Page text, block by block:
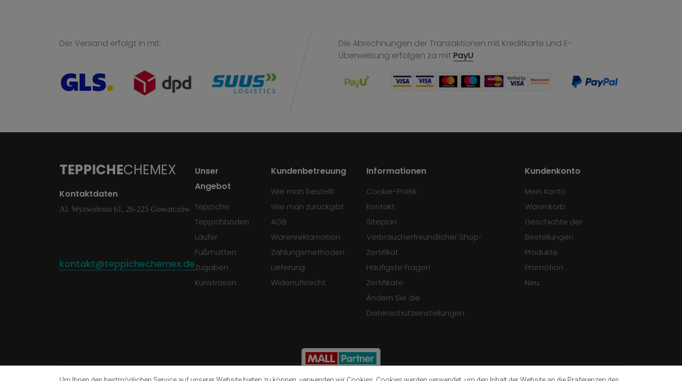
Der Versand erfolgt in mit:
Die Abrechnungen der Transaktionen mit Kreditkarte und E-
Überweisung erfolgen za mit PayU
TEPPICHECHEMEX
Kontaktdaten
Al. Wyzwolenia 61, 26-225 Gowarczów
kontakt@teppichechemex.de
Unser
Angebot
Teppiche
Teppichböden
Läufer
Fußmatten
Zugaben
Kunstrasen
Kundenbetreuung
Wie man bestellt
Wie man zurückgibt
AGB
Warenreklamation
Zahlungsmethoden
Lieferung
Widerrufsrecht
Informationen
Cookie-Politik
Kontakt
Siteplan
Verbraucherfreundlicher Shop-
Zertifikat
Häufigste Fragen
Zertifikate
Ändern Sie die
Datenschutzeinstellungen
Kundenkonto
Mein Konto
Warenkorb
Geschichte der
Bestellungen
Produkte
Promotion
Neu